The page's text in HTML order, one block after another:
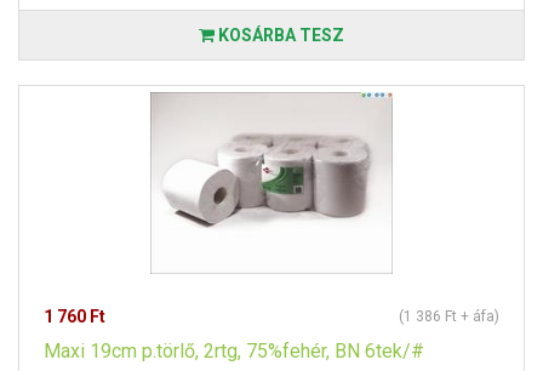
KOSÁRBA TESZ
1 760 Ft (1 386 Ft + áfa)
Maxi 19cm p.törlő, 2rtg, 75%fehér, BN 6tek/#